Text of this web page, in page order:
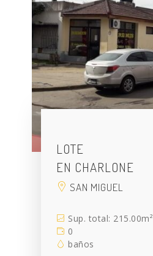
LOTE
EN CHARLONE
SAN MIGUEL
Sup. total: 215.00m²
0
baños